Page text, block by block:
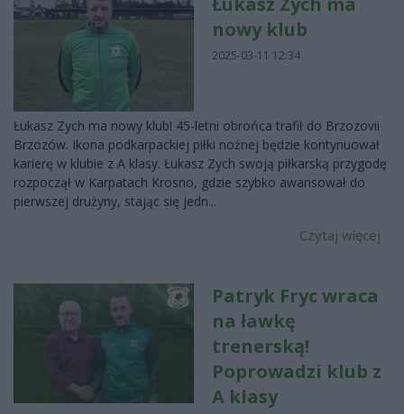
nowy klub
2025-03-11 12:34
Łukasz Zych ma nowy klub! 45-letni obrońca trafił do Brzozovii
Brzozów. Ikona podkarpackiej piłki nożnej będzie kontynuował
karierę w klubie z A klasy. Łukasz Zych swoją piłkarską przygodę
rozpoczął w Karpatach Krosno, gdzie szybko awansował do
pierwszej drużyny, stając się jedn...
Czytaj więcej
Patryk Fryc wraca
na ławkę
trenerską!
Poprowadzi klub z
A klasy